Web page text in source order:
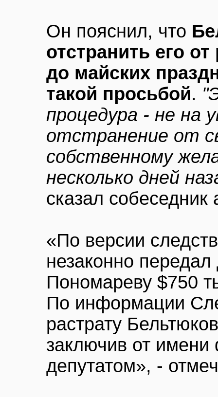
Он пояснил, что
отстранить его
до майских
такой просьбой.
процедура - не на
отстранение от
собственному
несколько дней
сказал собеседник
«По версии
незаконно
Пономареву $750
По информации
растрату
заключив от
депутатом», -